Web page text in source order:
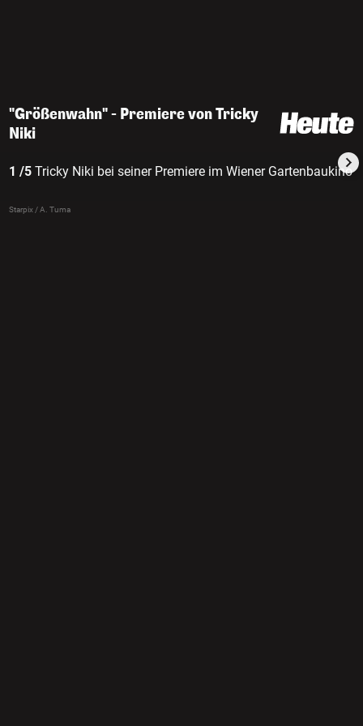
"Größenwahn" - Premiere von Tricky
Niki
1 /5 Tricky Niki bei seiner Premiere im Wiener Gartenbaukino
Starpix / A. Tuma